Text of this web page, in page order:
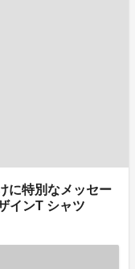
に特別なメッセー
インT シャツ